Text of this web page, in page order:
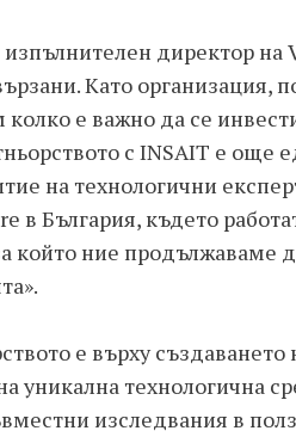
изпълнителен директор
Като организация,
е важно да се
с INSAIT е още
на технологични
в България, където
който ние продължаваме
е върху
уникална технологична
изследвания в